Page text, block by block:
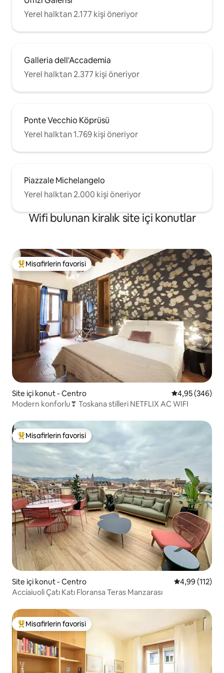
dakika yürüme mesafesindedir.
Otobüsle: Binadan birkaç adım uzakta
şehir merkezine ve istasyona giden
Yerel halktan 2.177 kişi öneriyor
Galleria dell'Accademia
Yerel halktan 2.377 kişi öneriyor
Ponte Vecchio Köprüsü
Yerel halktan 1.769 kişi öneriyor
Piazzale Michelangelo
Yerel halktan 2.000 kişi öneriyor
Wifi bulunan kiralık site içi konutlar
Misafirlerin favorilerinden en beğenilenler arasında
Misafirlerin favorisi
Site içi konut - Centro 5 üzerinden
4,95 (346)
Modern konforlu❣ Toskana stilleri NETFLIX AC WIFI
Misafirlerin favorilerinden en beğenilenler arasında
Misafirlerin favorisi
Site içi konut - Centro 5 üzerinden
4,99 (112)
Acciaiuoli Çatı Katı Floransa Teras Manzarası
Misafirlerin favorilerinden en beğenilenler arasında
Misafirlerin favorisi